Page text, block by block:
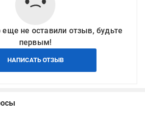
еще не оставили отзыв, будьте
первым!
НАПИСАТЬ ОТЗЫВ